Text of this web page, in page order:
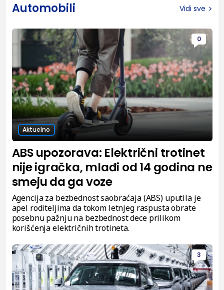
Automobili Vidi sve
0
Aktuelno
ABS upozorava: Električni trotinet
nije igračka, mlađi od 14 godina ne
smeju da ga voze
Agencija za bezbednost saobraćaja (ABS) uputila je
apel roditeljima da tokom letnjeg raspusta obrate
posebnu pažnju na bezbednost dece prilikom
korišćenja električnih trotineta.
3